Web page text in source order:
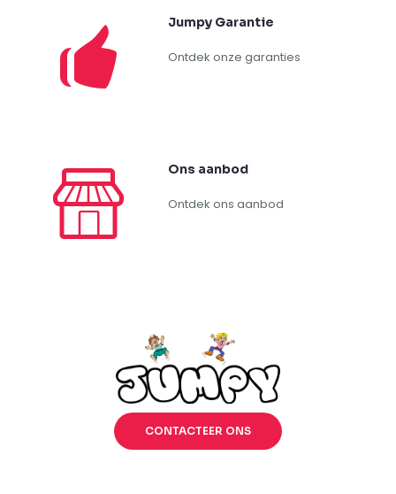
Jumpy Garantie
Ontdek onze garanties
Ons aanbod
Ontdek ons aanbod
CONTACTEER ONS